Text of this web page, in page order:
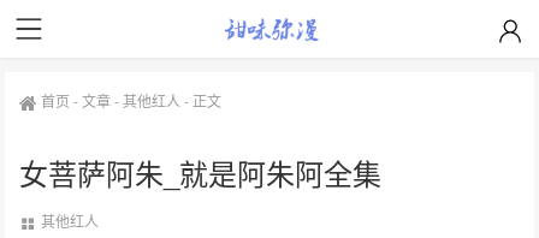
首页 -文章-其他红人 - 正文
女菩萨阿朱_就是阿朱阿全集
其他红人